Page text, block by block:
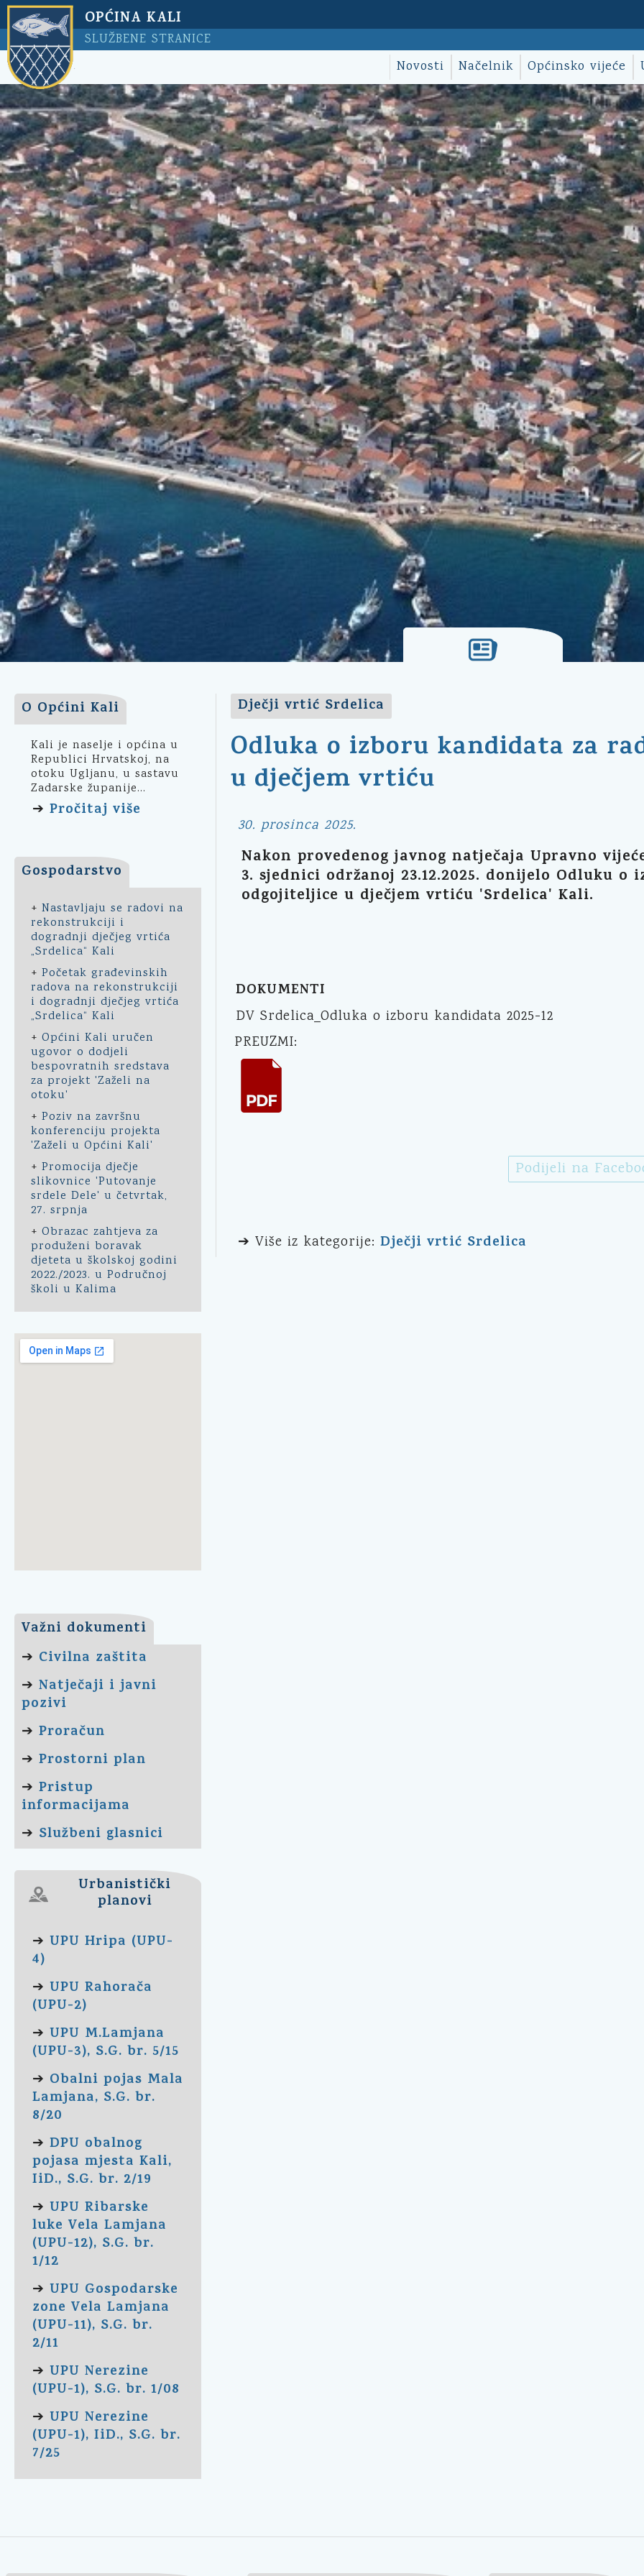
OPĆINA KALI
SLUŽBENE STRANICE
Novosti Načelnik Općinsko vijeće
O Općini Kali
Kali je naselje i općina u
Republici Hrvatskoj, na
otoku Ugljanu, u sastavu
Zadarske županije...
➔ Pročitaj više
Gospodarstvo
+ Nastavljaju se radovi na
rekonstrukciji i
dogradnji dječjeg vrtića
„Srdelica“ Kali
+ Početak građevinskih
radova na rekonstrukciji
i dogradnji dječjeg vrtića
„Srdelica“ Kali
+ Općini Kali uručen
ugovor o dodjeli
bespovratnih sredstava
za projekt 'Zaželi na
otoku'
+ Poziv na završnu
konferenciju projekta
'Zaželi u Općini Kali'
+ Promocija dječje
slikovnice 'Putovanje
srdele Dele' u četvrtak,
27. srpnja
+ Obrazac zahtjeva za
produženi boravak
djeteta u školskoj godini
2022./2023. u Područnoj
školi u Kalima
Važni dokumenti
➔ Civilna zaštita
➔ Natječaji i javni
pozivi
➔ Proračun
➔ Prostorni plan
➔ Pristup
informacijama
➔ Službeni glasnici
Urbanistički
planovi
➔ UPU Hripa (UPU-
4)
➔ UPU Rahorača
(UPU-2)
➔ UPU M.Lamjana
(UPU-3), S.G. br. 5/15
➔ Obalni pojas Mala
Lamjana, S.G. br.
8/20
➔ DPU obalnog
pojasa mjesta Kali,
IiD., S.G. br. 2/19
➔ UPU Ribarske
luke Vela Lamjana
(UPU-12), S.G. br.
1/12
➔ UPU Gospodarske
zone Vela Lamjana
(UPU-11), S.G. br.
2/11
➔ UPU Nerezine
(UPU-1), S.G. br. 1/08
➔ UPU Nerezine
(UPU-1), IiD., S.G. br.
7/25
Dječji vrtić Srdelica
Odluka o izboru kandidata za
u dječjem vrtiću
30. prosinca 2025.
Nakon provedenog javnog natječaja Upravno
3. sjednici održanoj 23.12.2025. donijelo Odluku
odgojiteljice u dječjem vrtiću 'Srdelica' Kali.
DOKUMENTI
DV Srdelica_Odluka o izboru kandidata 2025-12
PREUZMI:
Podijeli na
➔ Više iz kategorije: Dječji vrtić Srdelica